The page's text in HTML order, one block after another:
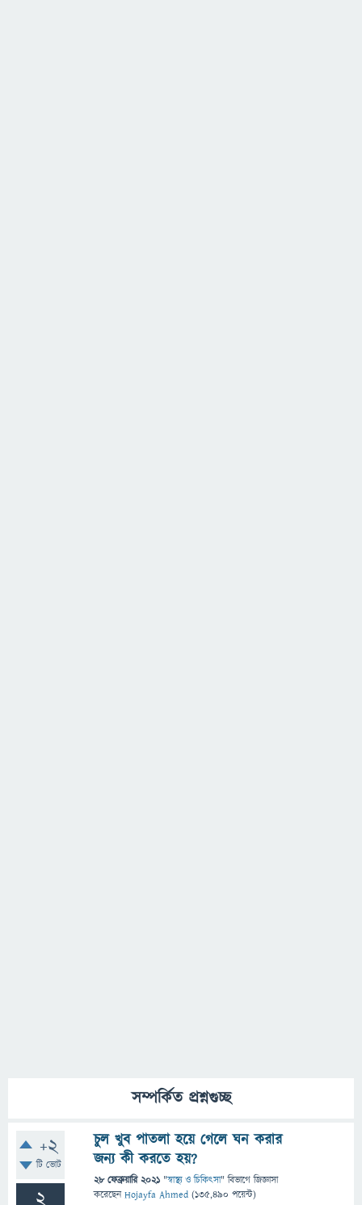
সম্পর্কিত প্রশ্নগুচ্ছ
+2
টি ভোট
2
চুল খুব পাতলা হয়ে গেলে ঘন করার
জন্য কী করতে হয়?
28 ফেব্রুয়ারি 2021 "স্বাস্থ্য ও চিকিৎসা" বিভাগে জিজ্ঞাসা
করেছেনHojayfa Ahmed (135,490 পয়েন্ট)